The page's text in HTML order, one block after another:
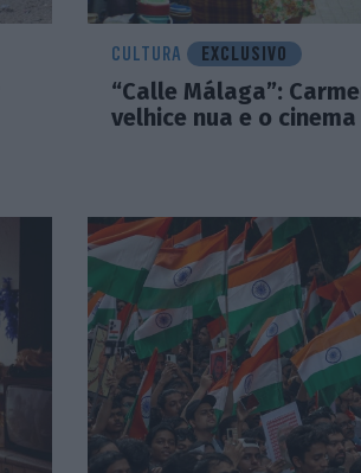
CULTURA EXCLUSIVO
“Calle Málaga”:
velhice nua e o